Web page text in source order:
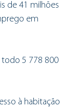
de 41 milhões
em
todo 5 778 800
à habitação